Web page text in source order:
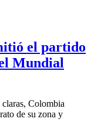
el partido
Mundial
Colombia
de su zona y